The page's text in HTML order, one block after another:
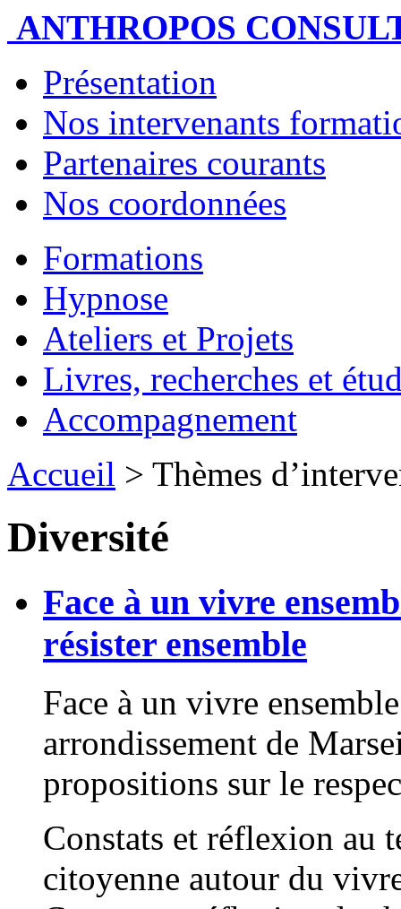
ANTHROPOS
Présentation
Nos intervenants
Partenaires courants
Nos coordonnées
Formations
Hypnose
Ateliers et Projets
Livres, recherches et
Accompagnement
Accueil > Thèmes
Diversité
Face à un vivre
résister ensemble
Face à un vivre
arrondissement de
propositions sur le
Constats et réflexion au
citoyenne autour du